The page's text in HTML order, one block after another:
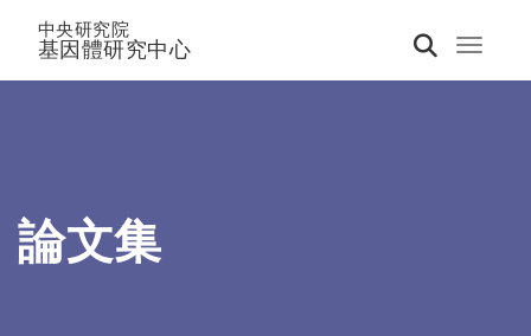
Toggle
中央研究院
基因體研究中心
論文集